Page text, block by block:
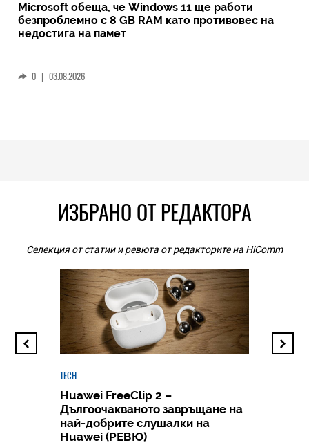
Microsoft обеща, че Windows 11 ще работи
безпроблемно с 8 GB RAM като противовес на
недостига на памет
0 03.08.2026
ИЗБРАНО ОТ РЕДАКТОРА
Селекция от статии и ревюта от редакторите на HiComm
TECH
Huawei FreeClip 2 –
Дългоочакваното завръщане на
най-добрите слушалки на
Huawei (РЕВЮ)